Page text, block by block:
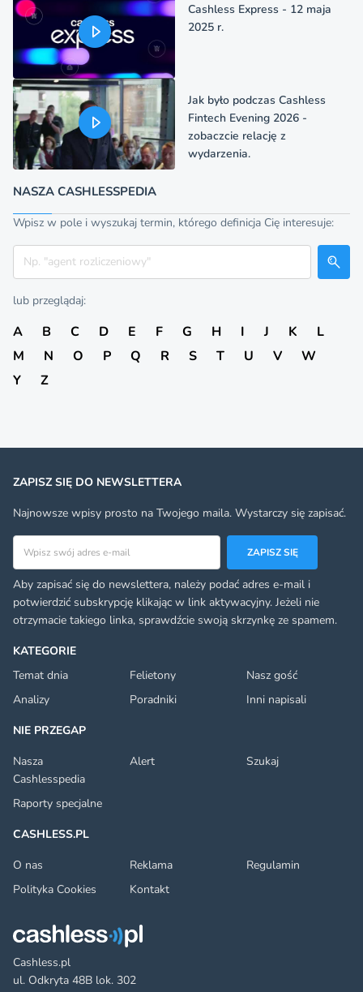
Cashless Express - 12 maja
2025 r.
Jak było podczas Cashless
Fintech Evening 2026 -
zobaczcie relację z
wydarzenia.
NASZA CASHLESSPEDIA
Wpisz w pole i wyszukaj termin, którego definicja Cię interesuje:
Szukaj
lub przeglądaj:
A B C D E F G H I J K
L
M
N O P Q R S T U V
W
Y
Z
Cashless.pl
ul. Odkryta 48B lok. 302
KATEGORIE
Temat dnia
Felietony
Nasz gość
Analizy
Poradniki
Inni napisali
NIE PRZEGAP
Nasza
Cashlesspedia
Alert Szukaj
Raporty specjalne
CASHLESS.PL
O nas
Reklama
Regulamin
Polityka Cookies
Kontakt
ZAPISZ SIĘ DO NEWSLETTERA
Najnowsze wpisy prosto na Twojego maila. Wystarczy się zapisać.
Adres email
ZAPISZ SIĘ
Aby zapisać się do newslettera, należy podać adres e-mail i
potwierdzić subskrypcję klikając w link aktywacyjny. Jeżeli nie
otrzymacie takiego linka, sprawdźcie swoją skrzynkę ze spamem.